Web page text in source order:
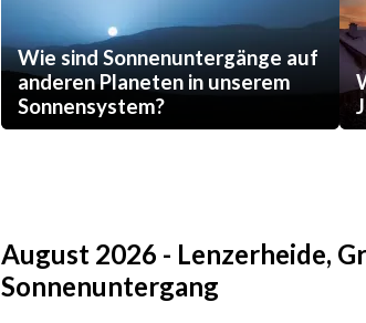
Wie sind Sonnenuntergänge auf
anderen Planeten in unserem
Sonnensystem?
August 2026 - Lenzerheide,
Sonnenuntergang